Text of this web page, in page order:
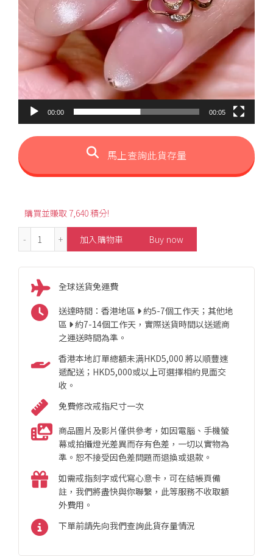
00:00 00:05
馬上查詢此貨存量
購買並賺取 7,640 積分!
0.14ct Flower Pink Enamel Earrings 數量
加入購物車 Buy now
全球送貨免運費
送達時間：香港地區
約5-7個工作天；其他地
區
約7-14個工作天，實際送貨時間以送遞商
之運送時間為準。
香港本地訂單總額未满HKD5,000 將以順豐速
遞配送；HKD5,000或以上可選擇相約見面交
收。
免費修改戒指尺寸一次
商品圖片及影片僅供參考，如因電腦、手機螢
幕或拍攝燈光差異而存有色差，一切以實物為
準。恕不接受因色差問題而退換或退款。
如需戒指刻字或代寫心意卡，可在結帳頁備
註，我們將盡快與你聯繫，此等服務不收取額
外費用。
下單前請先向我們查詢此貨存量情況